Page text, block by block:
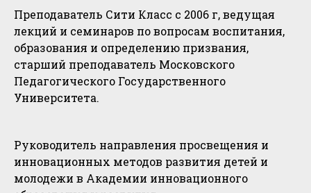
Преподаватель Сити Класс с 2006 г, ведущая
лекций и семинаров по вопросам воспитания,
образования и определению призвания,
старший преподаватель Московского
Педагогического Государственного
Университета.
Руководитель направления просвещения и
инновационных методов развития детей и
молодежи в Академии инновационного